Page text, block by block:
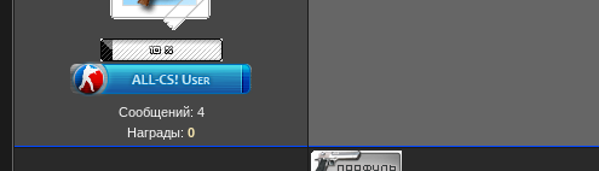
Сообщений: 4
Награды: 0